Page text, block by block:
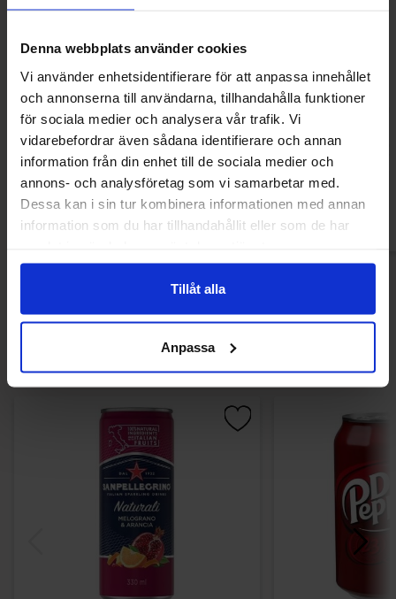
Denna webbplats använder cookies
Vi använder enhetsidentifierare för att anpassa innehållet
och annonserna till användarna, tillhandahålla funktioner
för sociala medier och analysera vår trafik. Vi
vidarebefordrar även sådana identifierare och annan
information från din enhet till de sociala medier och
annons- och analysföretag som vi samarbetar med.
Dessa kan i sin tur kombinera informationen med annan
information som du har tillhandahållit eller som de har
Tillåt alla
Anpassa
Mentos Rulle Discovery 37.5g
16.91 kr
Kjøp
Andre kjøpte også